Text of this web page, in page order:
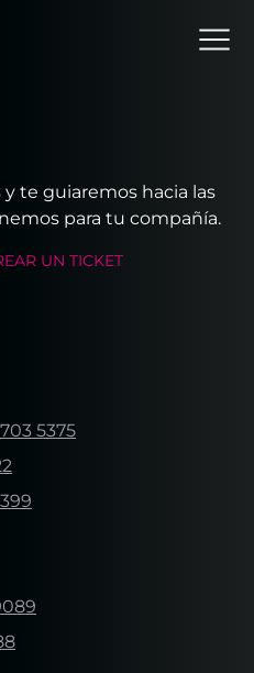
te guiaremos hacia las
para tu compañía.
UN TICKET
5375